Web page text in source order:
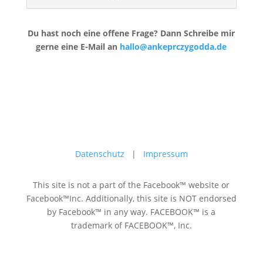
Du hast noch eine offene Frage? Dann Schreibe mir
gerne eine E-Mail an hallo@ankeprczygodda.de
Datenschutz | Impressum
This site is not a part of the Facebook™ website or
Facebook™Inc. Additionally, this site is NOT endorsed
by Facebook™ in any way. FACEBOOK™ is a
trademark of FACEBOOK™, Inc.